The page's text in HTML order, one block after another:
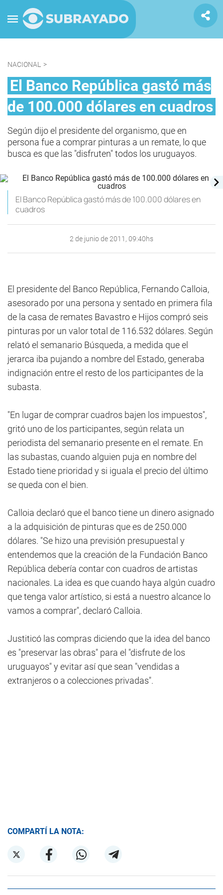
NACIONAL >
El Banco República gastó más
de 100.000 dólares en cuadros
Según dijo el presidente del organismo, que en
persona fue a comprar pinturas a un remate, lo que
busca es que las "disfruten" todos los uruguayos.
El Banco República gastó más de 100.000 dólares en
cuadros
2 de junio de 2011, 09:40hs
El presidente del Banco República, Fernando Calloia,
asesorado por una persona y sentado en primera fila
de la casa de remates Bavastro e Hijos compró seis
pinturas por un valor total de 116.532 dólares. Según
relató el semanario Búsqueda, a medida que el
jerarca iba pujando a nombre del Estado, generaba
indignación entre el resto de los participantes de la
subasta.
"En lugar de comprar cuadros bajen los impuestos",
gritó uno de los participantes, según relata un
periodista del semanario presente en el remate. En
las subastas, cuando alguien puja en nombre del
Estado tiene prioridad y si iguala el precio del último
se queda con el bien.
Calloia declaró que el banco tiene un dinero asignado
a la adquisición de pinturas que es de 250.000
dólares. "Se hizo una previsión presupuestal y
entendemos que la creación de la Fundación Banco
República debería contar con cuadros de artistas
nacionales. La idea es que cuando haya algún cuadro
que tenga valor artístico, si está a nuestro alcance lo
vamos a comprar", declaró Calloia.
Justiticó las compras diciendo que la idea del banco
es "preservar las obras" para el "disfrute de los
uruguayos" y evitar así que sean "vendidas a
extranjeros o a colecciones privadas".
COMPARTÍ LA NOTA: